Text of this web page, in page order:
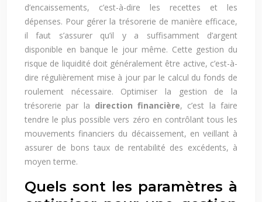
d’encaissements, c’est-à-dire les recettes et les
dépenses. Pour gérer la trésorerie de manière efficace,
il faut s’assurer qu’il y a suffisamment d’argent
disponible en banque le jour même. Cette gestion du
risque de liquidité doit généralement être active, c’est-à-
dire régulièrement mise à jour par le calcul du fonds de
roulement nécessaire. Optimiser la gestion de la
trésorerie par la direction financière, c’est la faire
tendre le plus possible vers zéro en contrôlant tous les
mouvements financiers du décaissement, en veillant à
assurer de bons taux de rentabilité des excédents, à
moyen terme.
Quels sont les paramètres à